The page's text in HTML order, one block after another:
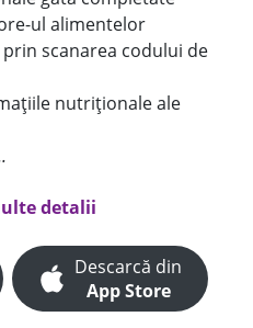
ul alimentelor
scanarea codului de
nutriționale ale
detalii
Descarcă din
App Store